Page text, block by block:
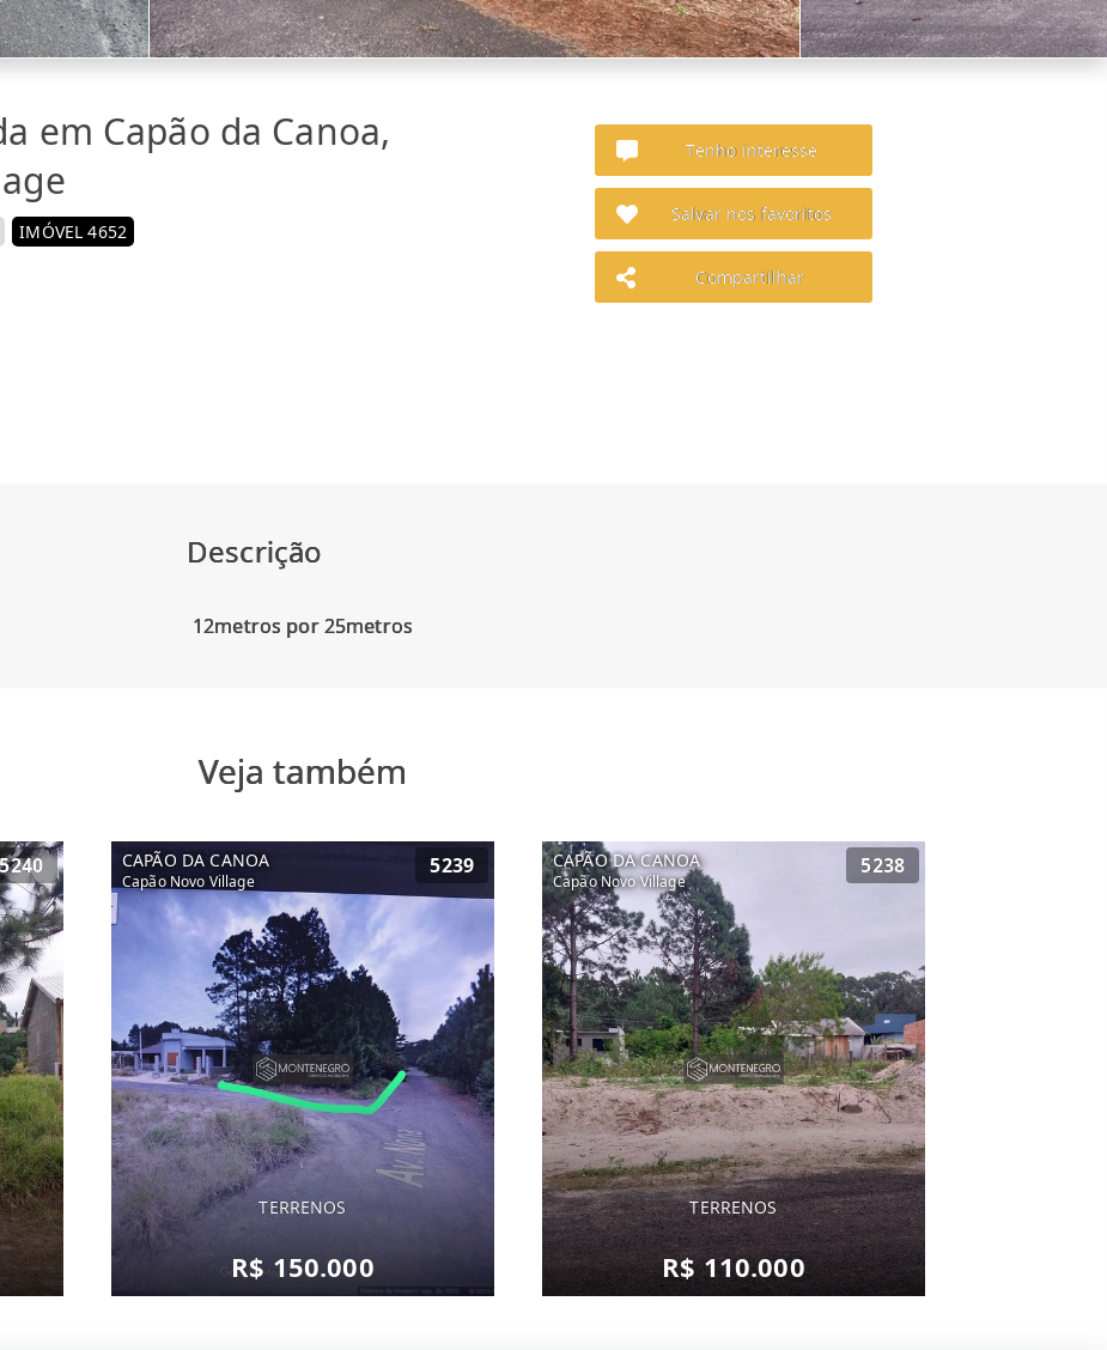
em Capão da Canoa,
IMÓVEL 4652
Tenho interesse
Salvar nos favoritos
Compartilhar
Descrição
Veja também
5240 CAPÃO DA CANOA
Capão Novo Village
5239
TERRENOS
R$ 150.000
CAPÃO DA CANOA
Capão Novo Village
5238
TERRENOS
R$ 110.000